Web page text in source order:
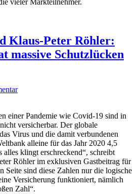
vieler Markteilnehmer.
Klaus-Peter Röhler:
massive Schutzlücken
einer Pandemie wie Covid-19 sind in
versicherbar. Der globale
Virus und die damit verbundenen
alleine für das Jahr 2020 4,5
klingt erschreckend“, schreibt
Röhler im exklusiven Gastbeitrag für
Seite sind diese Zahlen nur die logische
Versicherung funktioniert, nämlich
Zahl“.